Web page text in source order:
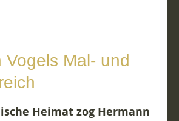
Vogels Mal- und
Heimat zog Hermann